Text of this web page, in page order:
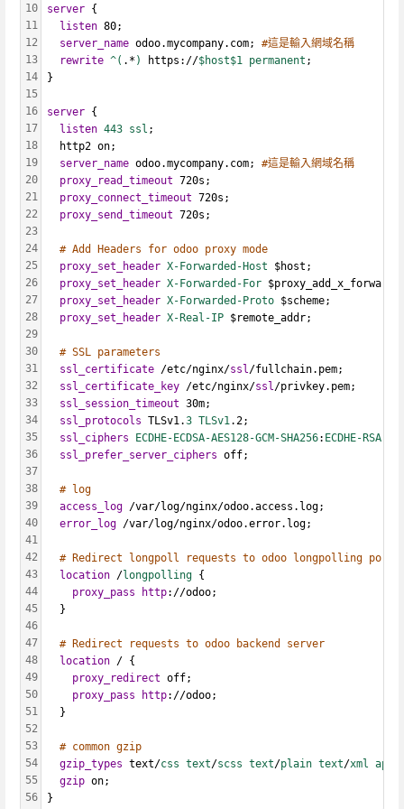
10
11
12
13
14
15
16
17
18
19
20
21
22
23
24
25
26
27
28
29
30
31
32
33
34
35
36
37
38
39
40
41
42
43
44
45
46
47
48
49
50
51
52
53
54
55
56
server {
listen 80;
server_name odoo.mycompany.com; #這是輸入網域名稱
rewrite ^( .* ) https://$host$1 permanent ;
}
server {
listen 443 ssl ;
  http2 on;
server_name odoo.mycompany.com; #這是輸入網域名稱
proxy_read_timeout 720s;
proxy_connect_timeout 720s;
proxy_send_timeout 720s;
# Add Headers for odoo proxy mode
proxy_set_header X-Forwarded-Host $host;
proxy_set_header X-Forwarded-For
proxy_set_header X-Forwarded-Proto $scheme;
proxy_set_header X-Real-IP $remote_addr;
# SSL parameters
ssl_certificate /etc/nginx/ssl/fullchain.pem;
ssl_certificate_key /etc/nginx/ssl/privkey.pem;
ssl_session_timeout 30m;
ssl_protocols TLSv1.3 TLSv1.2;
ssl_ciphers
ECDHE-ECDSA-AES128-GCM-SHA256: ECDHE-RSA-
ssl_prefer_server_ciphers off;
# log
access_log /var/log/nginx/odoo.access.log;
error_log /var/log/nginx/odoo.error.log;
# Redirect longpoll requests to odoo longpolling port
location /longpolling {
proxy_pass
http://odoo;
  }
# Redirect requests to odoo backend server
location / {
proxy_redirect off;
proxy_pass
http://odoo;
  }
# common gzip
gzip_types text/css text/scss text/plain text/xml
gzip on;
}